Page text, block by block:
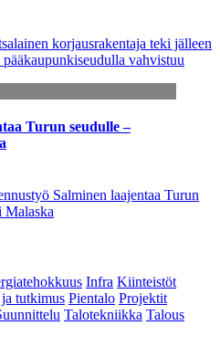
korjausrakentaja teki jälleen
vahvistuu
Turun seudulle –
Salminen laajentaa Turun
Malaska
Infra Kiinteistöt
tutkimus Pientalo Projektit
Talotekniikka Talous